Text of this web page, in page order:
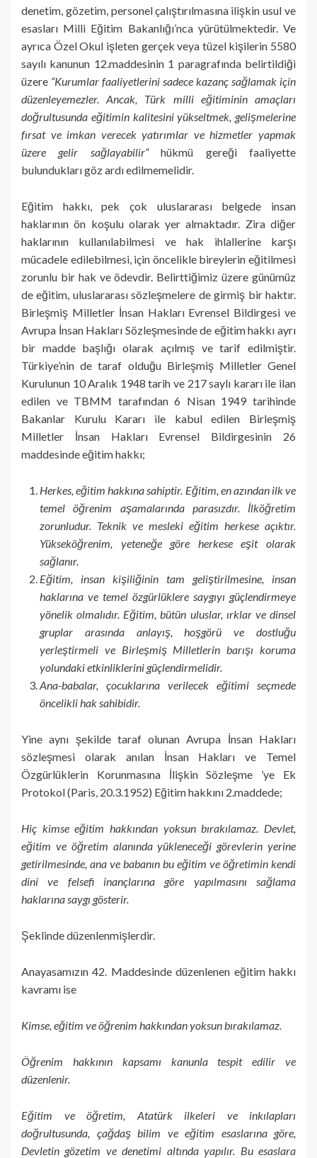
denetim, gözetim, personel çalıştırılmasına ilişkin usul ve
esasları Milli Eğitim Bakanlığı’nca yürütülmektedir. Ve
ayrıca Özel Okul işleten gerçek veya tüzel kişilerin 5580
sayılı kanunun 12.maddesinin 1 paragrafında belirtildiği
üzere “Kurumlar faaliyetlerini sadece kazanç sağlamak için
düzenleyemezler. Ancak, Türk milli eğitiminin amaçları
doğrultusunda eğitimin kalitesini yükseltmek, gelişmelerine
fırsat ve imkan verecek yatırımlar ve hizmetler yapmak
üzere gelir sağlayabilir”hükmü gereği faaliyette
bulundukları göz ardı edilmemelidir.
Eğitim hakkı, pek çok uluslararası belgede insan
haklarının ön koşulu olarak yer almaktadır. Zira diğer
haklarının kullanılabilmesi ve hak ihlallerine karşı
mücadele edilebilmesi, için öncelikle bireylerin eğitilmesi
zorunlu bir hak ve ödevdir. Belirttiğimiz üzere günümüz
de eğitim, uluslararası sözleşmelere de girmiş bir haktır.
Birleşmiş Milletler İnsan Hakları Evrensel Bildirgesi ve
Avrupa İnsan Hakları Sözleşmesinde de eğitim hakkı ayrı
bir madde başlığı olarak açılmış ve tarif edilmiştir.
Türkiye’nin de taraf olduğu Birleşmiş Milletler Genel
Kurulunun 10 Aralık 1948 tarih ve 217 saylı kararı ile ilan
edilen ve TBMM tarafından 6 Nisan 1949 tarihinde
Bakanlar Kurulu Kararı ile kabul edilen Birleşmiş
Milletler İnsan Hakları Evrensel Bildirgesinin 26
maddesinde eğitim hakkı;
Herkes, eğitim hakkına sahiptir. Eğitim, en azından ilk ve
temel öğrenim aşamalarında parasızdır. İlköğretim
zorunludur. Teknik ve mesleki eğitim herkese açıktır.
Yükseköğrenim, yeteneğe göre herkese eşit olarak
sağlanır.
Eğitim, insan kişiliğinin tam geliştirilmesine, insan
haklarına ve temel özgürlüklere saygıyı güçlendirmeye
yönelik olmalıdır. Eğitim, bütün uluslar, ırklar ve dinsel
gruplar arasında anlayış, hoşgörü ve dostluğu
yerleştirmeli ve Birleşmiş Milletlerin barışı koruma
yolundaki etkinliklerini güçlendirmelidir.
Ana-babalar, çocuklarına verilecek eğitimi seçmede
öncelikli hak sahibidir.
Yine aynı şekilde taraf olunan Avrupa İnsan Hakları
sözleşmesi olarak anılan İnsan Hakları ve Temel
Özgürlüklerin Korunmasına İlişkin Sözleşme ’ye Ek
Protokol (Paris, 20.3.1952) Eğitim hakkını 2.maddede;
Hiç kimse eğitim hakkından yoksun bırakılamaz. Devlet,
eğitim ve öğretim alanında yükleneceği görevlerin yerine
getirilmesinde, ana ve babanın bu eğitim ve öğretimin kendi
dini ve felsefi inançlarına göre yapılmasını sağlama
haklarına saygı gösterir.
Şeklinde düzenlenmişlerdir.
Anayasamızın 42. Maddesinde düzenlenen eğitim hakkı
kavramı ise
Kimse, eğitim ve öğrenim hakkından yoksun bırakılamaz.
Öğrenim hakkının kapsamı kanunla tespit edilir ve
düzenlenir.
Eğitim ve öğretim, Atatürk ilkeleri ve inkılapları
doğrultusunda, çağdaş bilim ve eğitim esaslarına göre,
Devletin gözetim ve denetimi altında yapılır. Bu esaslara